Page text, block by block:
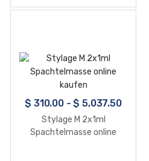
$ 310.00-$ 5,037.50
Stylage M 2x1ml
Spachtelmasse online